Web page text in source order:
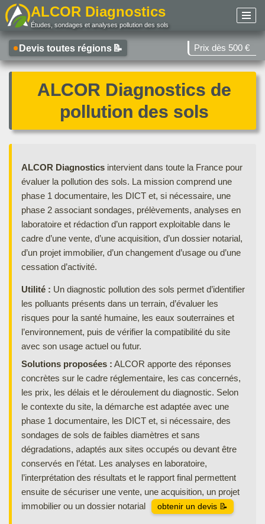
au
contenu
ALCOR Diagnostics
Études, sondages et analyses pollution des sols
Devis toutes régions 📝 Prix dès 500 €
ALCOR Diagnostics de
pollution des sols
ALCOR Diagnostics intervient dans toute la France pour
évaluer la pollution des sols. La mission comprend une
phase 1 documentaire, les DICT et, si nécessaire, une
phase 2 associant sondages, prélèvements, analyses en
laboratoire et rédaction d’un rapport exploitable dans le
cadre d’une vente, d’une acquisition, d’un dossier notarial,
d’un projet immobilier, d’un changement d’usage ou d’une
cessation d’activité.
Utilité : Un diagnostic pollution des sols permet d’identifier
les polluants présents dans un terrain, d’évaluer les
risques pour la santé humaine, les eaux souterraines et
l’environnement, puis de vérifier la compatibilité du site
avec son usage actuel ou futur.
Solutions proposées : ALCOR apporte des réponses
concrètes sur le cadre réglementaire, les cas concernés,
les prix, les délais et le déroulement du diagnostic. Selon
le contexte du site, la démarche est adaptée avec une
phase 1 documentaire, les DICT et, si nécessaire, des
sondages de sols de faibles diamètres et sans
dégradations, adaptés aux sites occupés ou devant être
conservés en l’état. Les analyses en laboratoire,
l’interprétation des résultats et le rapport final permettent
ensuite de sécuriser une vente, une acquisition, un projet
immobilier ou un dossier notarial
obtenir un devis 📝